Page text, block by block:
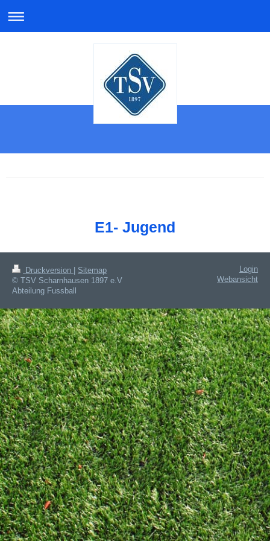
E1- Jugend
Druckversion
Sitemap
© TSV Scharnhausen 1897 e.V
Abteilung Fussball
Login
Webansicht